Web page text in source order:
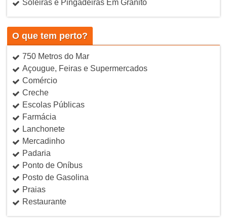
Soleiras e Pingadeiras Em Granito
O que tem perto?
750 Metros do Mar
Açougue, Feiras e Supermercados
Comércio
Creche
Escolas Públicas
Farmácia
Lanchonete
Mercadinho
Padaria
Ponto de Oníbus
Posto de Gasolina
Praias
Restaurante